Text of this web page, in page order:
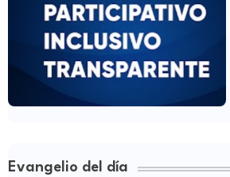
Evangelio del día